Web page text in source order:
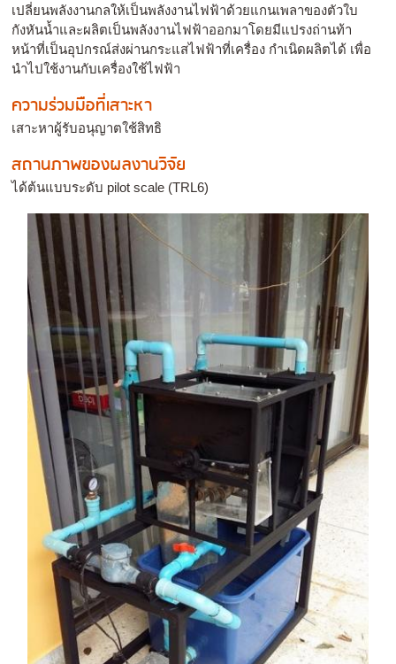
เปลี่ยนพลังงานกลให้เป็นพลังงานไฟฟ้าด้วยแกนเพลาของตัวใบ
กังหันน้ำและผลิตเป็นพลังงานไฟฟ้าออกมาโดยมีแปรงถ่านท้า
หน้าที่เป็นอุปกรณ์ส่งผ่านกระแสไฟฟ้าที่เครื่อง กำเนิดผลิตได้ เพื่อ
นำไปใช้งานกับเครื่องใช้ไฟฟ้า
ความร่วมมือที่เสาะหา
เสาะหาผู้รับอนุญาตใช้สิทธิ
สถานภาพของผลงานวิจัย
ได้ต้นแบบระดับ pilot scale (TRL6)